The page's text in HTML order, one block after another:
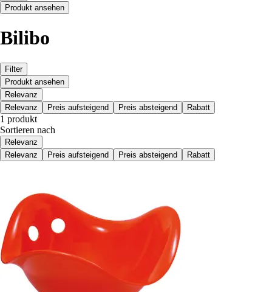
Produkt ansehen
Bilibo
Filter
Produkt ansehen
Relevanz
Relevanz
Preis aufsteigend Preis absteigend Rabatt
1 produkt
Sortieren nach
Relevanz
Relevanz
Preis aufsteigend Preis absteigend Rabatt